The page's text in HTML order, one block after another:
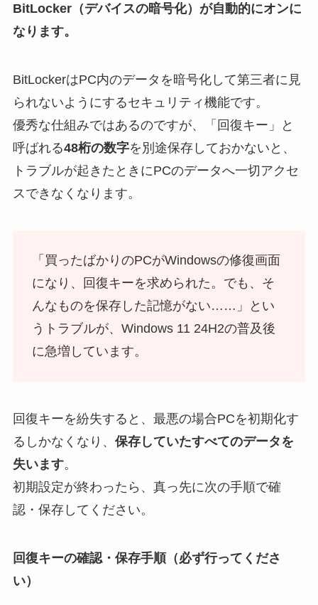
BitLocker（デバイスの暗号化）が自動的にオンに
なります。
BitLockerはPC内のデータを暗号化して第三者に見
られないようにするセキュリティ機能です。
優秀な仕組みではあるのですが、「回復キー」と
呼ばれる48桁の数字を別途保存しておかないと、
トラブルが起きたときにPCのデータへ一切アクセ
スできなくなります。
「買ったばかりのPCがWindowsの修復画面
になり、回復キーを求められた。でも、そ
んなものを保存した記憶がない……」とい
うトラブルが、Windows 11 24H2の普及後
に急増しています。
回復キーを紛失すると、最悪の場合PCを初期化す
るしかなくなり、 保存していたすべてのデータを
失います。
初期設定が終わったら、真っ先に次の手順で確
認・保存してください。
回復キーの確認・保存手順（必ず行ってくださ
い）